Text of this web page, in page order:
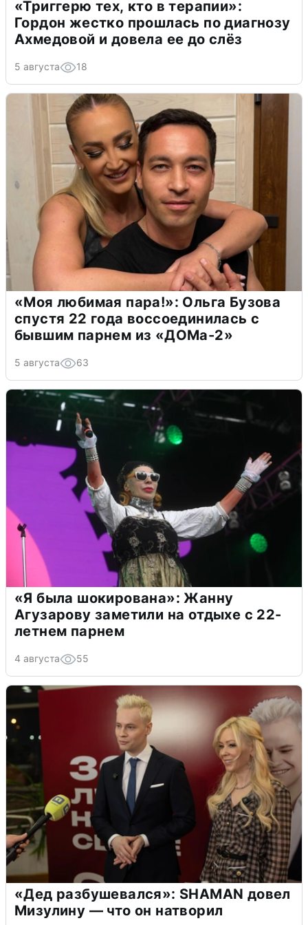
«Триггерю тех, кто в терапии»:
Гордон жестко прошлась по диагнозу
Ахмедовой и довела ее до слёз
5 августа 18
«Моя любимая пара!»: Ольга Бузова
спустя 22 года воссоединилась с
бывшим парнем из «ДОМа-2»
5 августа 63
«Я была шокирована»: Жанну
Агузарову заметили на отдыхе с 22-
летнем парнем
4 августа 55
«Дед разбушевался»: SHAMAN довел
Мизулину — что он натворил